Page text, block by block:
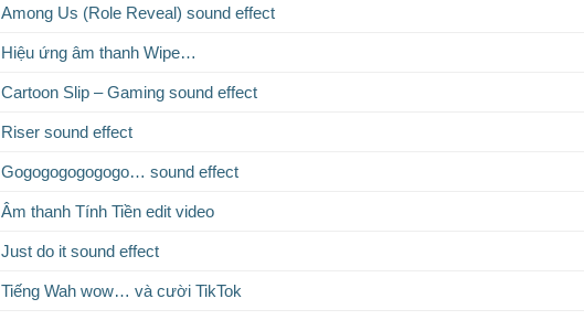
Among Us (Role Reveal) sound effect
Hiệu ứng âm thanh Wipe…
Cartoon Slip – Gaming sound effect
Riser sound effect
Gogogogogogogo… sound effect
Âm thanh Tính Tiền edit video
Just do it sound effect
Tiếng Wah wow… và cười TikTok